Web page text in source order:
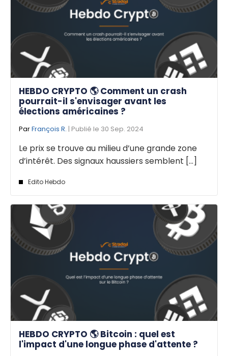
HEBDO CRYPTO 🌎 Comment un crash
pourrait-il s'envisager avant les
élections américaines ?
ParFrançois R. | Publié le 30 Sep. 2024
Le prix se trouve au milieu d’une grande zone
d’intérêt. Des signaux haussiers semblent [...]
Edito Hebdo
HEBDO CRYPTO 🌎 Bitcoin : quel est
l'impact d'une longue phase d'attente ?